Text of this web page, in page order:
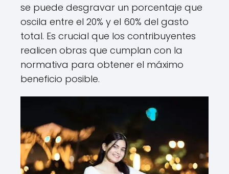
se puede desgravar un porcentaje que
oscila entre el 20% y el 60% del gasto
total. Es crucial que los contribuyentes
realicen obras que cumplan con la
normativa para obtener el máximo
beneficio posible.